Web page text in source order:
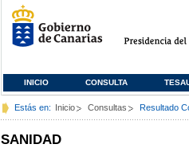
INICIO CONSULTA
Estás en: Inicio Consultas Resultado
SANIDAD